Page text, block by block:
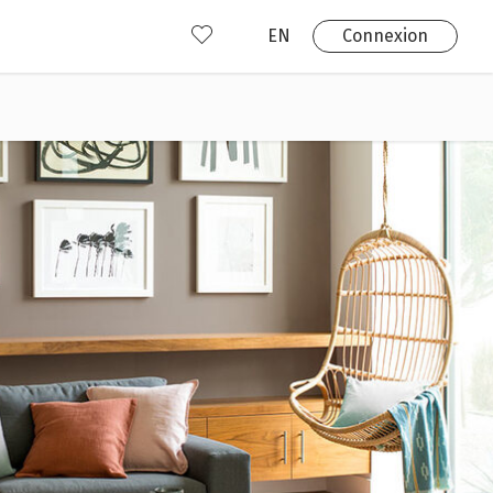
EN Connexion
déjà un compte? Connexion